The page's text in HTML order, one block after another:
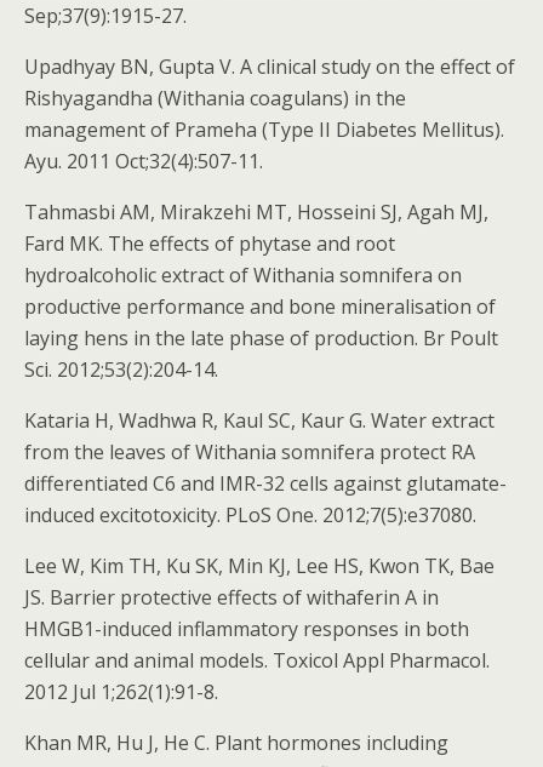
Sep;37(9):1915-27.
Upadhyay BN, Gupta V. A clinical study on the effect of
Rishyagandha (Withania coagulans) in the
management of Prameha (Type II Diabetes Mellitus).
Ayu. 2011 Oct;32(4):507-11.
Tahmasbi AM, Mirakzehi MT, Hosseini SJ, Agah MJ,
Fard MK. The effects of phytase and root
hydroalcoholic extract of Withania somnifera on
productive performance and bone mineralisation of
laying hens in the late phase of production. Br Poult
Sci. 2012;53(2):204-14.
Kataria H, Wadhwa R, Kaul SC, Kaur G. Water extract
from the leaves of Withania somnifera protect RA
differentiated C6 and IMR-32 cells against glutamate-
induced excitotoxicity. PLoS One. 2012;7(5):e37080.
Lee W, Kim TH, Ku SK, Min KJ, Lee HS, Kwon TK, Bae
JS. Barrier protective effects of withaferin A in
HMGB1-induced inflammatory responses in both
cellular and animal models. Toxicol Appl Pharmacol.
2012 Jul 1;262(1):91-8.
Khan MR, Hu J, He C. Plant hormones including